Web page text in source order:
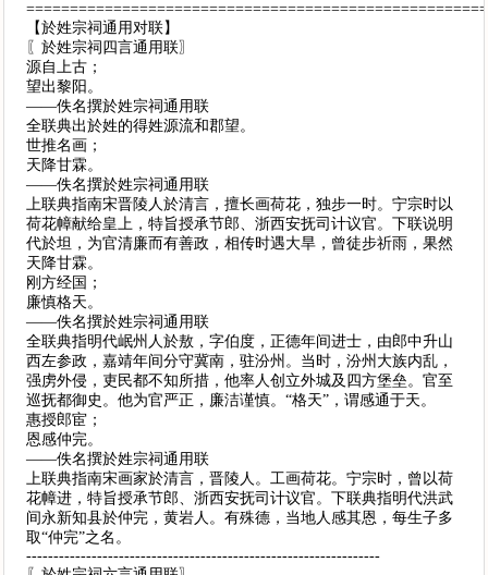
【於姓宗祠通用对联】
〖於姓宗祠四言通用联〗
源自上古；
望出黎阳。
——佚名撰於姓宗祠通用联
全联典出於姓的得姓源流和郡望。
世推名画；
天降甘霖。
——佚名撰於姓宗祠通用联
上联典指南宋晋陵人於清言，擅长画荷花，独步一时。宁宗时以
荷花幛献给皇上，特旨授承节郎、浙西安抚司计议官。下联说明
代於坦，为官清廉而有善政，相传时遇大旱，曾徒步祈雨，果然
天降甘霖。
刚方经国；
廉慎格天。
——佚名撰於姓宗祠通用联
全联典指明代岷州人於敖，字伯度，正德年间进士，由郎中升山
西左参政，嘉靖年间分守冀南，驻汾州。当时，汾州大族内乱，
强虏外侵，吏民都不知所措，他率人创立外城及四方堡垒。官至
巡抚都御史。他为官严正，廉洁谨慎。“格天”，谓感通于天。
惠授郎宦；
恩感仲完。
——佚名撰於姓宗祠通用联
上联典指南宋画家於清言，晋陵人。工画荷花。宁宗时，曾以荷
花幛进，特旨授承节郎、浙西安抚司计议官。下联典指明代洪武
间永新知县於仲完，黄岩人。有殊德，当地人感其恩，每生子多
取“仲完”之名。
-----------------------------------------------------------------